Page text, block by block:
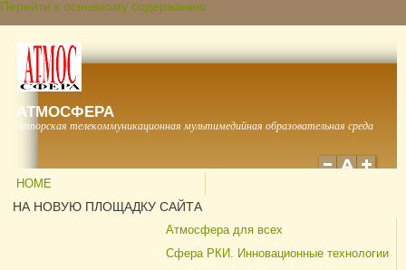
Перейти к основному содержанию
АТМОСФЕРА
Авторская телекоммуникационная мультимедийная образовательная среда
HOME
НА НОВУЮ ПЛОЩАДКУ САЙТА
Атмосфера для всех
Сфера РКИ. Инновационные технологии